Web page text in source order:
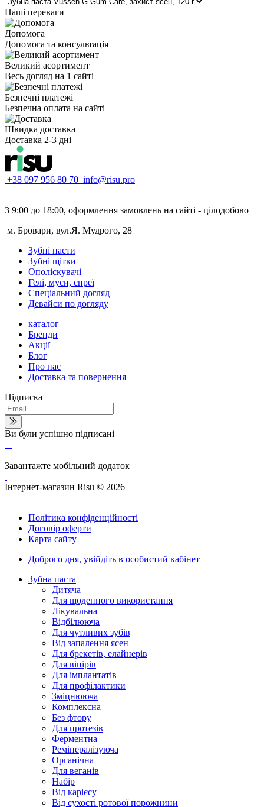
Наші переваги
Допомога
Допомога та консультація
Великий асортимент
Весь догляд на 1 сайті
Безпечні платежі
Безпечна оплата на сайті
Швидка доставка
Доставка 2-3 дні
+38 097 956 80 70 info@risu.pro
З 9:00 до 18:00, оформлення замовлень на сайті - цілодобово
м. Бровари, вул.Я. Мудрого, 28
Зубні пасти
Зубні щітки
Ополіскувачі
Гелі, муси, спреї
Спеціальний догляд
Девайси по догляду
каталог
Бренди
Акції
Блог
Про нас
Доставка та повернення
Підписка
Ви були успішно підписані
Завантажте мобільний додаток
Інтернет-магазин Risu © 2026
Політика конфіденційності
Договір оферти
Карта сайту
Доброго дня, увійдіть в особистий кабінет
Зубна паста
Дитяча
Для щоденного використання
Лікувальна
Відбілююча
Для чутливих зубів
Від запалення ясен
Для брекетів, елайнерів
Для вінірів
Для імплантатів
Для профілактики
Зміцнююча
Комплексна
Без фтору
Для протезів
Ферментна
Ремінералізуюча
Органічна
Для веганів
Набір
Від карієсу
Від сухості ротової порожнини